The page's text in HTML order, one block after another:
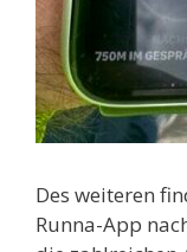
Des weiteren
Runna-App